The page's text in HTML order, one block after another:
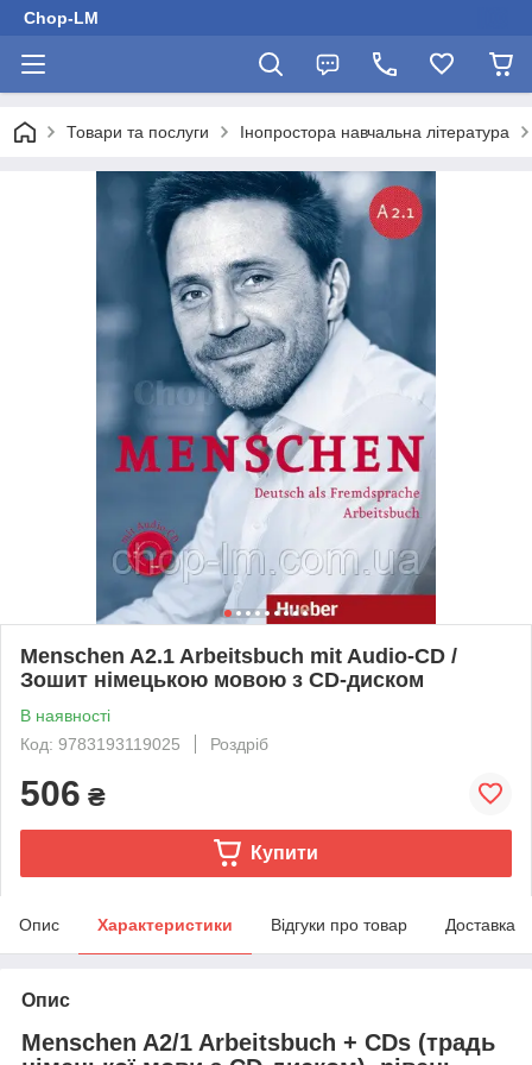
Chop-LM
Товари та послуги Інопростора навчальна література
Menschen A2.1 Arbeitsbuch mit Audio-CD /
Зошит німецькою мовою з CD-диском
В наявності
Код: 9783193119025
Роздріб
506 ₴
Купити
Опис Характеристики Відгуки про товар Доставка
Опис
Menschen A2/1 Arbeitsbuch + CDs (традь